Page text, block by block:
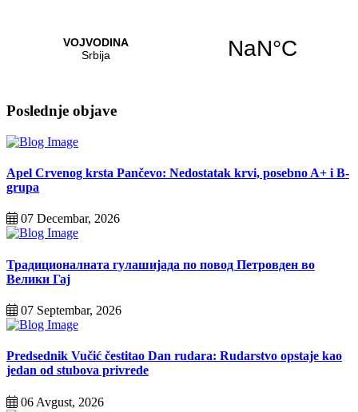
Poslednje objave
Apel Crvenog krsta Pančevo: Nedostatak krvi, posebno A+ i B-
grupa
07 Decembar, 2026
Традиционалната гулашијада по повод Петровден во
Велики Гај
07 Septembar, 2026
Predsednik Vučić čestitao Dan rudara: Rudarstvo opstaje kao
jedan od stubova privrede
06 Avgust, 2026